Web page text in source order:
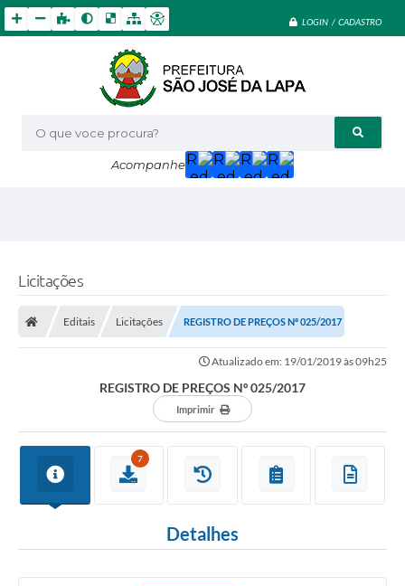
LOGIN / CADASTRO
O que voce procura?
Acompanhe
Licitações
Editais Licitações REGISTRO DE PREÇOS Nº 025/2017
Atualizado em: 19/01/2019 às 09h25
REGISTRO DE PREÇOS Nº 025/2017
Imprimir
7
Detalhes